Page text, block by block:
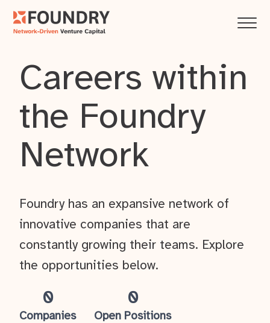
Careers within
the Foundry
Network
0
Companies
0
Open Positions
Foundry has an expansive network of
innovative companies that are
constantly growing their teams. Explore
the opportunities below.